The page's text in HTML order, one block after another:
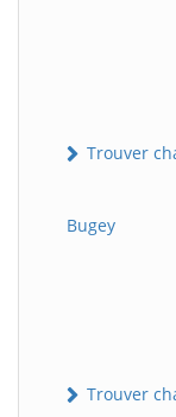
Trouver
Bugey
Trouver